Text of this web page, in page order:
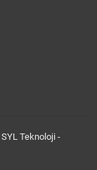
SYL Teknoloji -